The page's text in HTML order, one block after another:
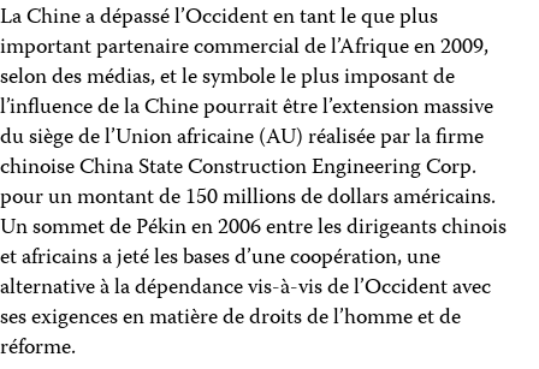
La Chine a dépassé l’Occident en tant le que plus
important partenaire commercial de l’Afrique en 2009,
selon des médias, et le symbole le plus imposant de
l’influence de la Chine pourrait être l’extension massive
du siège de l’Union africaine (AU) réalisée par la firme
chinoise China State Construction Engineering Corp.
pour un montant de 150 millions de dollars américains.
Un sommet de Pékin en 2006 entre les dirigeants chinois
et africains a jeté les bases d’une coopération, une
alternative à la dépendance vis-à-vis de l’Occident avec
ses exigences en matière de droits de l’homme et de
réforme.